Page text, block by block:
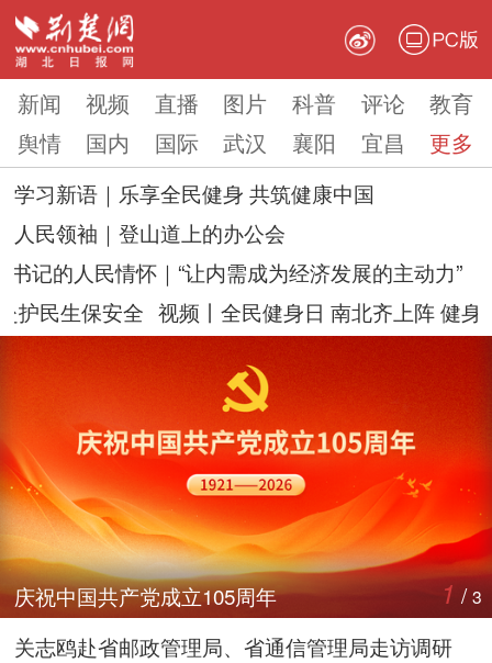
PC版
新闻 视频 直播 图片 科普 评论
教育
舆情
国内 国际 武汉 襄阳 宜昌 更多
学习新语｜乐享全民健身 共筑健康中国
人民领袖｜登山道上的办公会
书记的人民情怀｜“让内需成为经济发展的主动力”
民生保安全 视频丨全民健身日 南北齐上阵 健身“热”
庆祝中国共产党成立105周年 1/3
关志鸥赴省邮政管理局、省通信管理局走访调研